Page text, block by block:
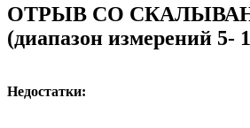
ОТРЫВ СО
(диапазон измерений 5-
Недостатки: